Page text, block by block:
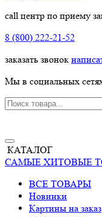
call центр по приему
8 (800) 222-21-52
заказать звонок
Мы в социальных
КАТАЛОГ
САМЫЕ ХИТОВЫЕ
ВСЕ ТОВАРЫ
Новинки
Картины на заказ